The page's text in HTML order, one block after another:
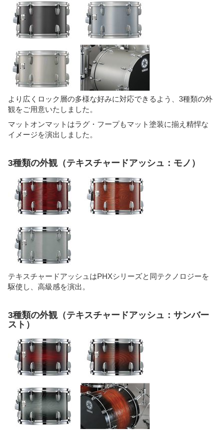
より広くロック層の多様な好みに対応できるよう、3種類の外
観をご用意いたしました。
マットオンマットはラグ・フープもマット塗装に揃え精悍な
イメージを演出しました。
3種類の外観（テキスチャードアッシュ：モノ）
テキスチャードアッシュはPHXシリーズと同テクノロジーを
駆使し、高級感を演出。
3種類の外観（テキスチャードアッシュ：サンバー
スト）